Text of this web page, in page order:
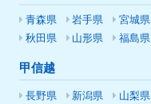
青森県 岩手県
宮城県
秋田県
山形県 福島県
甲信越
長野県 新潟県 山梨県